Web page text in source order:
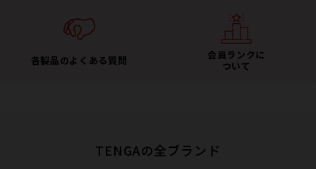
各製品のよくある質問
会員ランクに
ついて
TENGAの全ブランド